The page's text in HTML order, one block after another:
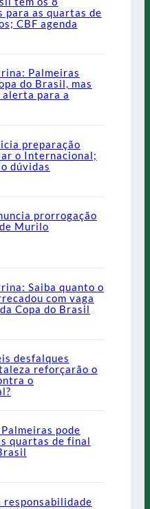
para as quartas de
CBF agenda
Palmeiras
do Brasil, mas
para a
preparação
o Internacional;
dúvidas
prorrogação
Murilo
Saiba quanto o
com vaga
Copa do Brasil
desfalques
reforçarão o
o
pode
quartas de final
responsabilidade